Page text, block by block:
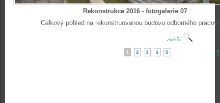
Rekonstrukce 2016 - fotogalerie 07
Celkový pohled na rekonstruovanou budovu odborného
Zvětšit
1 2 3 4 5